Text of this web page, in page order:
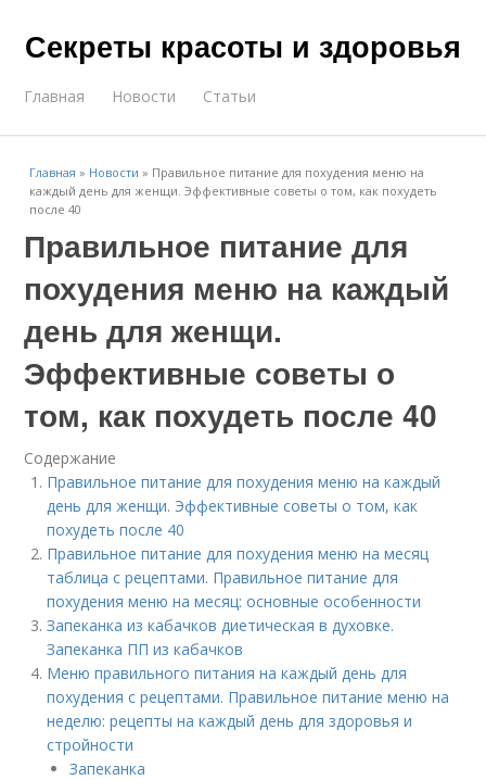
Секреты красоты и здоровья
Главная Новости Статьи
Главная » Новости » Правильное питание для похудения меню на
каждый день для женщи. Эффективные советы о том, как похудеть
после 40
Правильное питание для
похудения меню на каждый
день для женщи.
Эффективные советы о
том, как похудеть после 40
Содержание
Правильное питание для похудения меню на каждый
день для женщи. Эффективные советы о том, как
похудеть после 40
Правильное питание для похудения меню на месяц
таблица с рецептами. Правильное питание для
похудения меню на месяц: основные особенности
Запеканка из кабачков диетическая в духовке.
Запеканка ПП из кабачков
Меню правильного питания на каждый день для
похудения с рецептами. Правильное питание меню на
неделю: рецепты на каждый день для здоровья и
стройности
Запеканка